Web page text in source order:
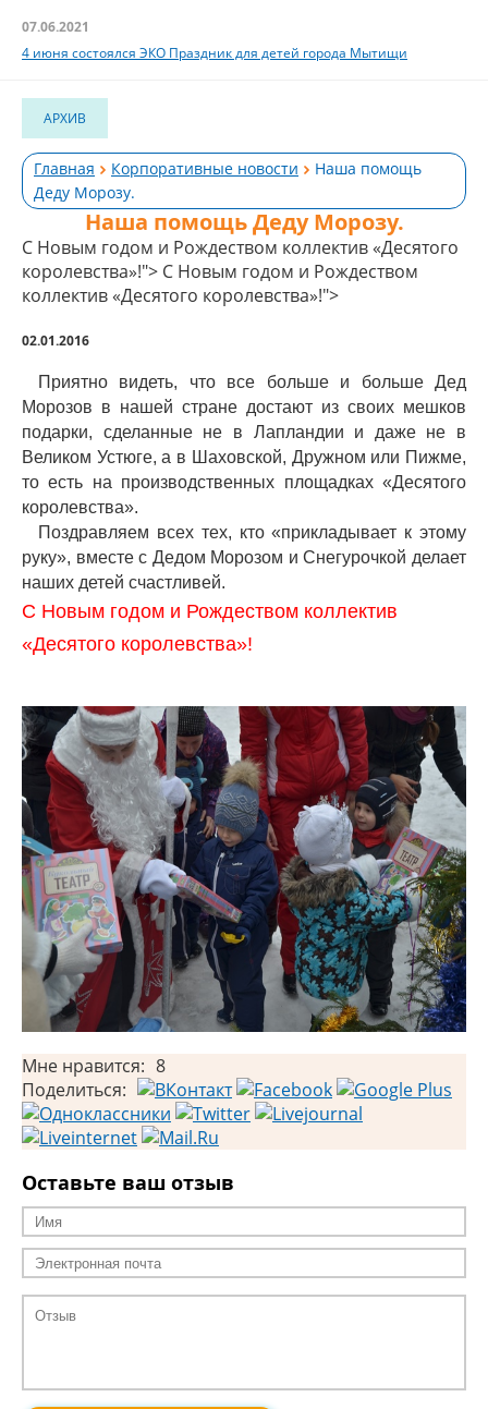
07.06.2021
4 июня состоялся ЭКО Праздник для детей города Мытищи
АРХИВ
Главная Корпоративные новости
Наша помощь
Деду Морозу.
Наша помощь Деду Морозу.
С Новым годом и Рождеством коллектив «Десятого
королевства»!"> С Новым годом и Рождеством
коллектив «Десятого королевства»!">
02.01.2016
Приятно видеть, что все больше и больше Дед
Морозов в нашей стране достают из своих мешков
подарки, сделанные не в Лапландии и даже не в
Великом Устюге, а в Шаховской, Дружном или Пижме,
то есть на производственных площадках «Десятого
королевства».
Поздравляем всех тех, кто «прикладывает к этому
руку», вместе с Дедом Морозом и Снегурочкой делает
наших детей счастливей.
С Новым годом и Рождеством коллектив
«Десятого королевства»!
Мне нравится: 8
Поделиться:
Оставьте ваш отзыв